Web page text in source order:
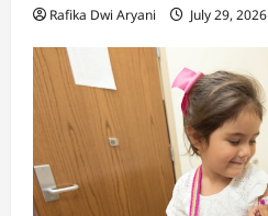
Rafika Dwi Aryani July 29, 2026